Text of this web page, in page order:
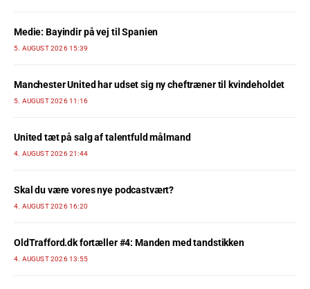
Medie: Bayindir på vej til Spanien
5. AUGUST 2026 15:39
Manchester United har udset sig ny cheftræner til kvindeholdet
5. AUGUST 2026 11:16
United tæt på salg af talentfuld målmand
4. AUGUST 2026 21:44
Skal du være vores nye podcastvært?
4. AUGUST 2026 16:20
OldTrafford.dk fortæller #4: Manden med tandstikken
4. AUGUST 2026 13:55